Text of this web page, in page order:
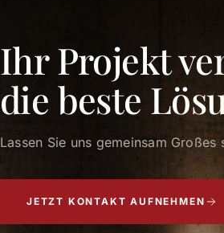
Ihr Projekt
die beste
Lassen Sie uns gemeinsam Großes
JETZT KONTAKT AUFNEHMEN